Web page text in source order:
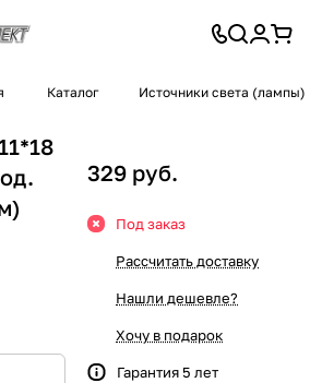
Каталог Источники света (лампы)
329 руб.
Под заказ
Рассчитать доставку
Нашли дешевле?
Хочу в подарок
Гарантия 5 лет